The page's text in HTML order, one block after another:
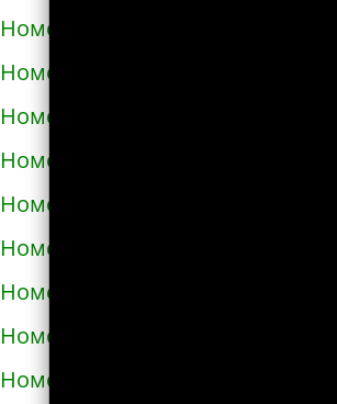
Номера телефонов такси в
Номера телефонов такси в
Номера телефонов такси в Азове
Номера телефонов такси в Ак-
Номера телефонов такси в
Номера телефонов такси в Аксае
Номера телефонов такси в
Номера телефонов такси в
Номера телефонов такси в